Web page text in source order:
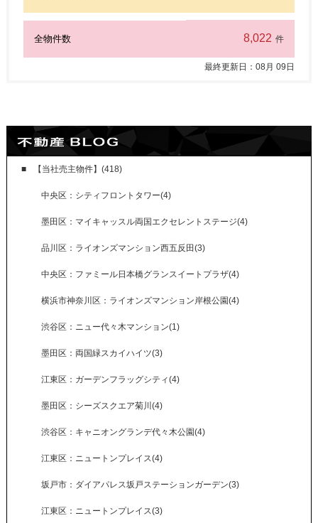
全物件数 8,022 件
最終更新日：08月09 日
【当社売主物件】(418)
中央区：シティフロントタワー(4)
墨田区：マイキャッスル両国エクセレントステージ(4)
品川区：ライオンズマンション西五反田(3)
中央区：ファミール日本橋グランスイートプラザ(4)
横浜市神奈川区：ライオンズマンション岸根公園(4)
渋谷区：ニュー代々木マンション(1)
墨田区：両国緑スカイハイツ(3)
江東区：ガーデンフラッグシティ(4)
墨田区：シーズスクエア菊川(4)
渋谷区：キャニオングランデ代々木公園(4)
江東区：ニュートンプレイス(4)
坂戸市：ダイアパレス坂戸ステーションガーデン(3)
江東区：ニュートンプレイス(3)